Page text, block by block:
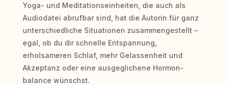
Yoga- und Meditationseinheiten, die auch als
Audiodatei abrufbar sind, hat die Autorin für ganz
unterschiedliche Situationen zusammengestellt –
egal, ob du dir schnelle Entspannung,
erholsameren Schlaf, mehr Gelassenheit und
Akzeptanz oder eine ausgeglichene Hormon-
balance wünschst.